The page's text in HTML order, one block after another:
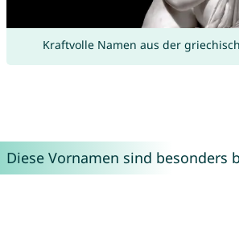
Kraftvolle Namen aus der
Diese Vornamen sind besonders